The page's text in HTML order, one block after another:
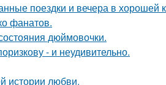
поездки и вечера в хорошей
фанатов.
дюймовочки.
- и неудивительно.
истории любви.